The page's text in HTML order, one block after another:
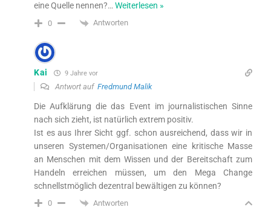
eine Quelle nennen?… Weiterlesen »
0 Antworten
Kai 9 Jahre vor
Antwort auf Fredmund Malik
Die Aufklärung die das Event im journalistischen Sinne
nach sich zieht, ist natürlich extrem positiv.
Ist es aus Ihrer Sicht ggf. schon ausreichend, dass wir in
unseren Systemen/Organisationen eine kritische Masse
an Menschen mit dem Wissen und der Bereitschaft zum
Handeln erreichen müssen, um den Mega Change
schnellstmöglich dezentral bewältigen zu können?
0 Antworten